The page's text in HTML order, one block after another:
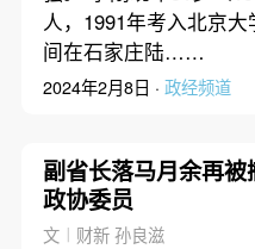
人，1991年考入北京
间在石家庄陆……
2024年2月8日 · 政经频道
副省长落马月余再被
政协委员
文︱财新 孙良滋